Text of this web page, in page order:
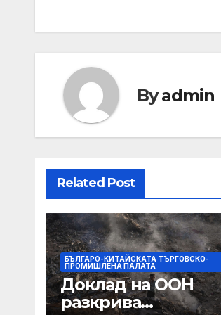
Byadmin
Related Post
БЪЛГАРО-КИТАЙСКАТА ТЪРГОВСКО-
ПРОМИШЛЕНА ПАЛАТА
Доклад на ООН
разкрива